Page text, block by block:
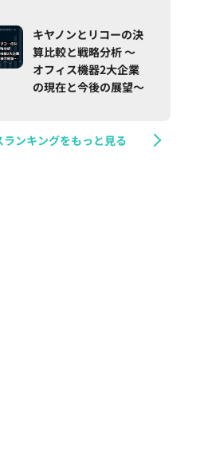
キヤノンとリコーの決
算比較と戦略分析 ～
オフィス機器2大企業
の現在と今後の展望～
ランキングをもっと見る